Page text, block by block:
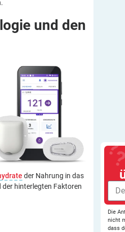
und den
der Nahrung in das
hinterlegten Faktoren
Die
nicht
dass